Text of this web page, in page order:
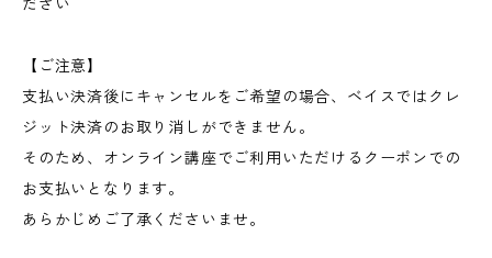
ださい
【ご注意】
支払い決済後にキャンセルをご希望の場合、ベイスではクレ
ジット決済のお取り消しができません。
そのため、オンライン講座でご利用いただけるクーポンでの
お支払いとなります。
あらかじめご了承くださいませ。